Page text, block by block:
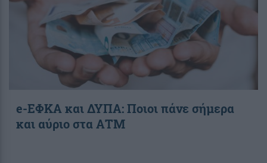
e-ΕΦΚΑ και ΔΥΠΑ: Ποιοι πάνε σήμερα
και αύριο στα ΑΤΜ